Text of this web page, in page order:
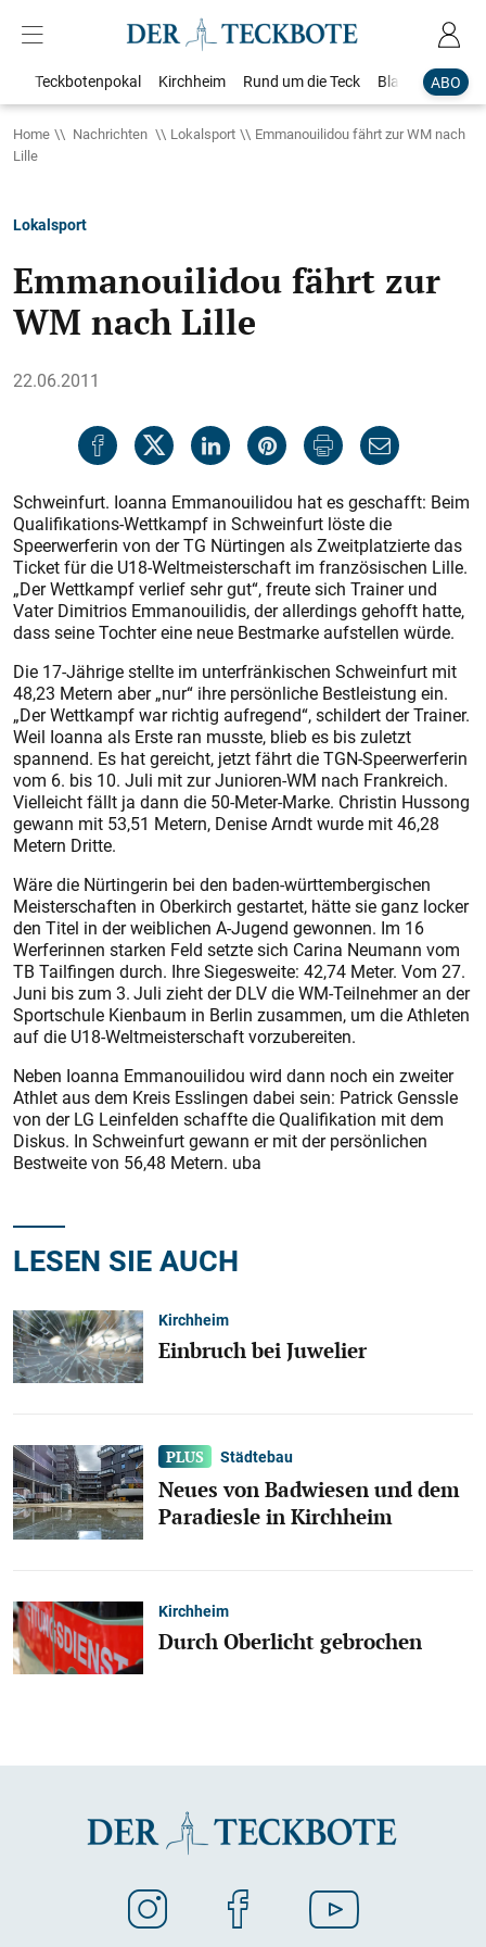
ABO
Teckbotenpokal Kirchheim Rund um die Teck Blaulicht
Home Nachrichten Lokalsport
Emmanouilidou fährt zur WM nach
Lille
Lokalsport
Emmanouilidou fährt zur
WM nach Lille
22.06.2011
Schweinfurt. Ioanna Emmanouilidou hat es geschafft: Beim
Qualifikations-Wettkampf in Schweinfurt löste die
Speerwerferin von der TG Nürtingen als Zweitplatzierte das
Ticket für die U18-Weltmeisterschaft im französischen Lille.
„Der Wettkampf verlief sehr gut“, freute sich Trainer und
Vater Dimitrios Emmanouilidis, der allerdings gehofft hatte,
dass seine Tochter eine neue Bestmarke aufstellen würde.
Die 17-Jährige stellte im unterfränkischen Schweinfurt mit
48,23 Metern aber „nur“ ihre persönliche Bestleistung ein.
„Der Wettkampf war richtig aufregend“, schildert der Trainer.
Weil Ioanna als Erste ran musste, blieb es bis zuletzt
spannend. Es hat gereicht, jetzt fährt die TGN-Speerwerferin
vom 6. bis 10. Juli mit zur Junioren-WM nach Frankreich.
Vielleicht fällt ja dann die 50-Meter-Marke. Christin Hussong
gewann mit 53,51 Metern, Denise Arndt wurde mit 46,28
Metern Dritte.
Wäre die Nürtingerin bei den ba­den-württembergischen
Meisterschaften in Oberkirch gestartet, hätte sie ganz locker
den Titel in der weiblichen A-Jugend gewonnen. Im 16
Werferinnen starken Feld setzte sich Carina Neumann vom
TB Tailfingen durch. Ihre Siegesweite: 42,74 Meter. Vom 27.
Juni bis zum 3. Juli zieht der DLV die WM-Teilnehmer an der
Sportschule Kienbaum in Berlin zusammen, um die Athleten
auf die U18-Weltmeisterschaft vorzubereiten.
Neben Ioanna Emmanouilidou wird dann noch ein zweiter
Athlet aus dem Kreis Esslingen dabei sein: Patrick Genssle
von der LG Leinfelden schaffte die Qualifikation mit dem
Diskus. In Schweinfurt gewann er mit der persönlichen
Bestweite von 56,48 Metern. uba
LESEN SIE AUCH
Kirchheim
Einbruch bei Juwelier
Städtebau
Neues von Badwiesen und dem
Paradiesle in Kirchheim
Kirchheim
Durch Oberlicht gebrochen